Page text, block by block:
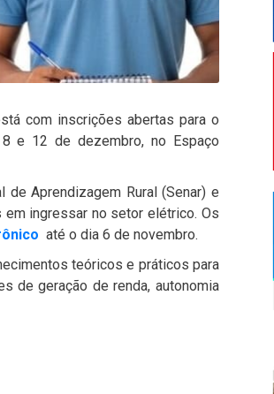
com inscrições abertas para o
e 12 de dezembro, no Espaço
Aprendizagem Rural (Senar) e
ingressar no setor elétrico. Os
até o dia 6 de novembro.
teóricos e práticos para
de geração de renda, autonomia